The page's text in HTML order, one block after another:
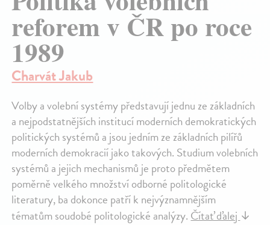
reforem v ČR po roce
1989
Charvát Jakub
Volby a volební systémy představují jednu ze základních
a nejpodstatnějších institucí moderních demokratických
politických systémů a jsou jedním ze základních pilířů
moderních demokracií jako takových. Studium volebních
systémů a jejich mechanismů je proto předmětem
poměrně velkého množství odborné politologické
literatury, ba dokonce patří k nejvýznamnějším
tématům soudobé politologické analýzy. Čítať ďalej ↓